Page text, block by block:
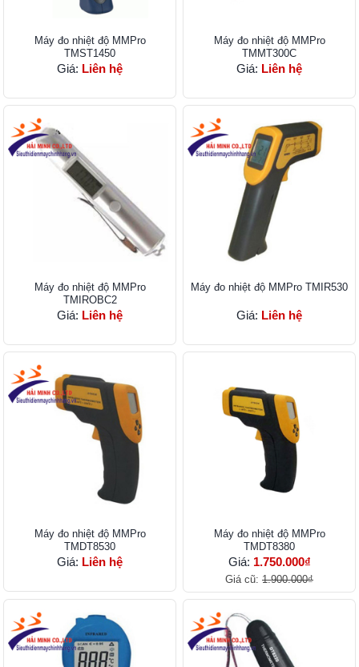
Máy đo nhiệt độ MMPro
TMST1450
Giá: Liên hệ
Máy đo nhiệt độ MMPro
TMMT300C
Giá: Liên hệ
Máy đo nhiệt độ MMPro
TMIROBC2
Giá: Liên hệ
Máy đo nhiệt độ MMPro TMIR530
Giá: Liên hệ
Máy đo nhiệt độ MMPro
TMDT8530
Giá: Liên hệ
Máy đo nhiệt độ MMPro
TMDT8380
Giá: 1.750.000₫
Giá cũ: 1.900.000₫